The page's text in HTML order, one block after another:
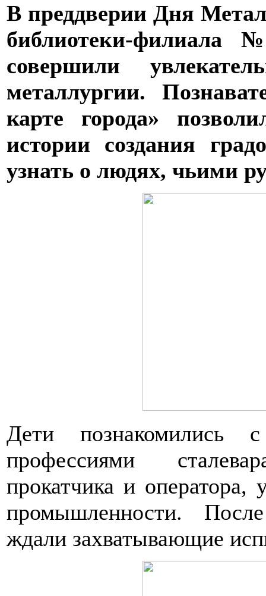
В преддверии Дня
библиотеки-
совершили
металлургии.
карте города»
истории создания
узнать о людях, чьими
Дети
профессиями
прокатчика и оператора,
промышленности.
ждали захватывающие